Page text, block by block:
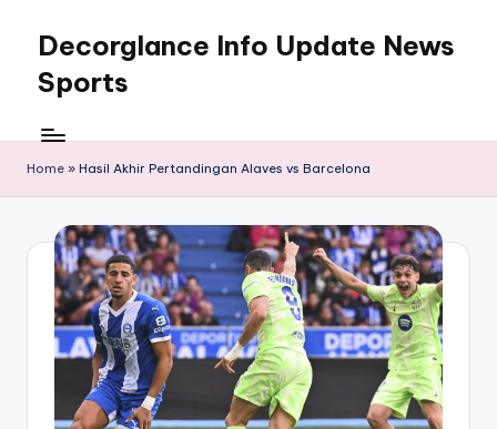
content
Decorglance Info Update News
Sports
adalah
sebuah
portal
olahraga
terupdate.
Home » Hasil Akhir Pertandingan Alaves vs Barcelona